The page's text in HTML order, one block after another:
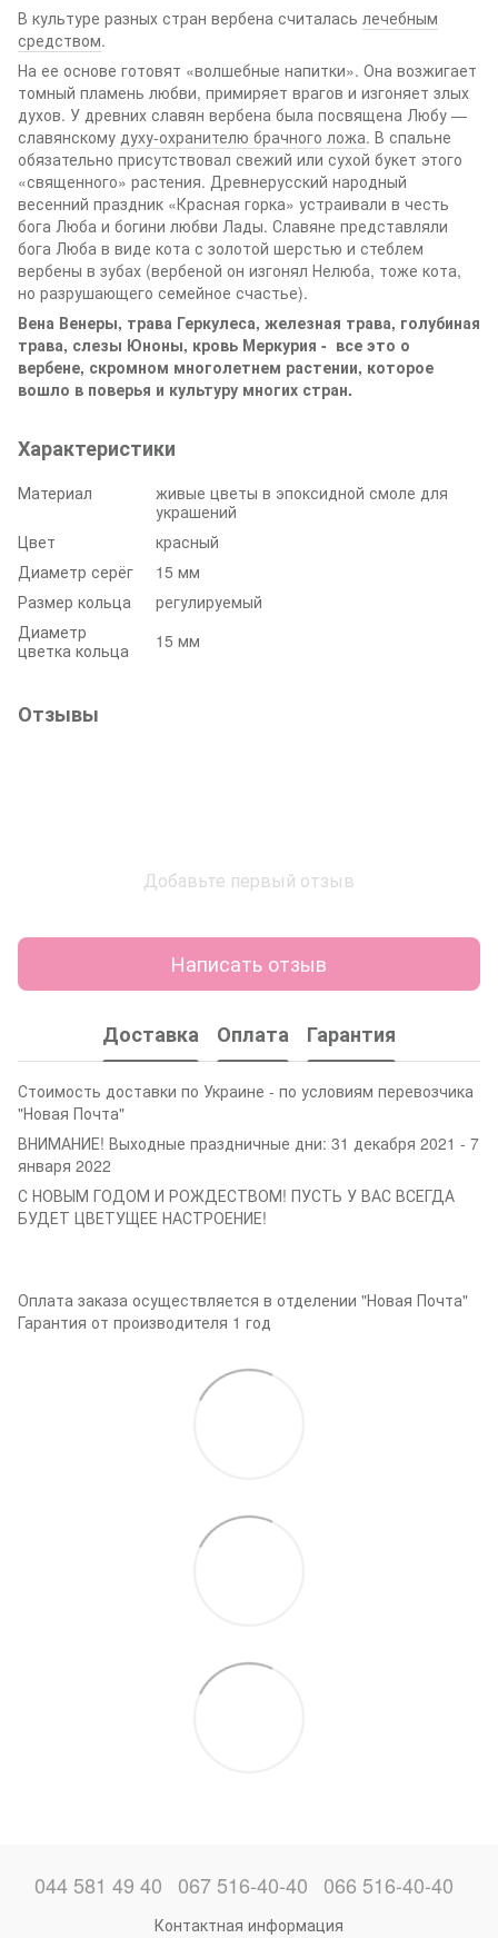
В культуре разных стран вербена считалась лечебным
средством.
На ее основе готовят «волшебные напитки». Она возжигает
томный пламень любви, примиряет врагов и изгоняет злых
духов. У древних славян вербена была посвящена Любу —
славянскому духу-охранителю брачного ложа. В спальне
обязательно присутствовал свежий или сухой букет этого
«священного» растения. Древнерусский народный
весенний праздник «Красная горка» устраивали в честь
бога Люба и богини любви Лады. Славяне представляли
бога Люба в виде кота с золотой шерстью и стеблем
вербены в зубах (вербеной он изгонял Нелюба, тоже кота,
но разрушающего семейное счастье).
Вена Венеры, трава Геркулеса, железная трава, голубиная
трава, слезы Юноны, кровь Меркурия - все это о
вербене, скромном многолетнем растении, которое
вошло в поверья и культуру многих стран.
Характеристики
Материал
живые цветы в эпоксидной смоле для
украшений
Цвет
красный
Диаметр серёг
15 мм
Размер кольца
регулируемый
Диаметр
цветка кольца
15 мм
Отзывы
Добавьте первый отзыв
Написать отзыв
Доставка Оплата Гарантия
Стоимость доставки по Украине - по условиям перевозчика
"Новая Почта"
ВНИМАНИЕ! Выходные праздничные дни: 31 декабря 2021 - 7
января 2022
С НОВЫМ ГОДОМ И РОЖДЕСТВОМ! ПУСТЬ У ВАС ВСЕГДА
БУДЕТ ЦВЕТУЩЕЕ НАСТРОЕНИЕ!
Оплата заказа осуществляется в отделении "Новая Почта"
Гарантия от производителя 1 год
044 581 49 40 067 516-40-40 066 516-40-40
Контактная информация